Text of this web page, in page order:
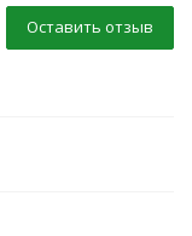
Оставить отзыв